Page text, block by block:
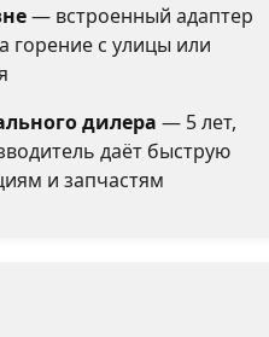
— встроенный адаптер
горение с улицы или
дилера — 5 лет,
даёт быструю
и запчастям